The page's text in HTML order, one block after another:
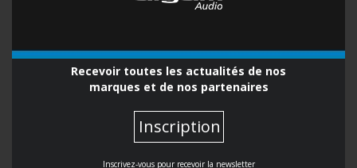
Recevoir toutes les actualités de nos
marques et de nos partenaires
Inscription
Inscrivez-vous pour recevoir la newsletter